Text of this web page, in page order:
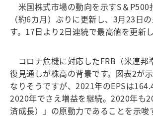
米国株式市場の動向を示すS＆P500
（約6カ月）ぶりに更新し、3月23日
す。17日より2日連続で最高値を更新
コロナ危機に対応したFRB（米連邦
復見通しが株高の背景です。図表2が
なりそうですが、2021年のEPSは
2020年でさえ増益を継続。2020年も
済成長）」の原動力であることを示唆